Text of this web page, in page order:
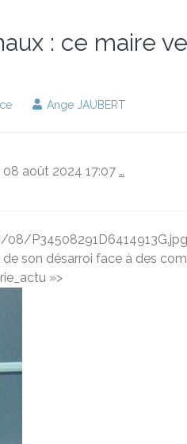
: ce maire
Ange JAUBERT
08 août 2024 17:07 …
P34508291D6414913G.jpg"
son désarroi face à des
»>